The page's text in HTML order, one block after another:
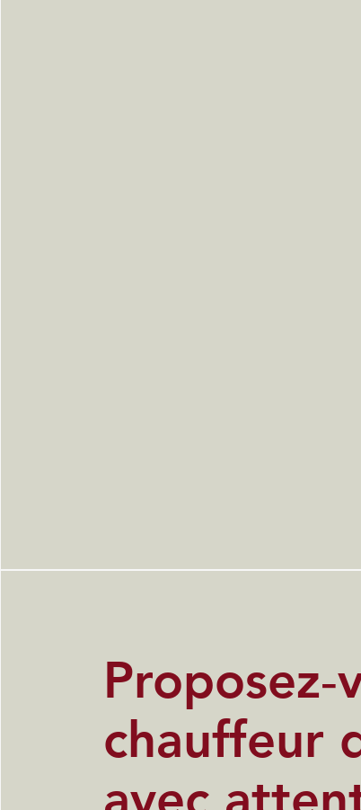
chauffeur